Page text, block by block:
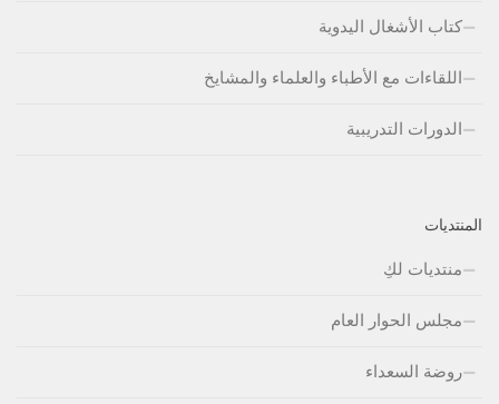
كتاب الأشغال اليدوية
اللقاءات مع الأطباء والعلماء والمشايخ
الدورات التدريبية
المنتديات
منتديات لكِ
مجلس الحوار العام
روضة السعداء